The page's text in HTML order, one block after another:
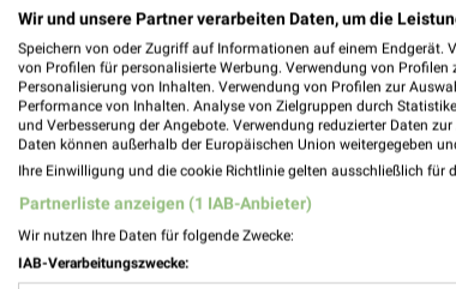
Wir und unsere Partner verarbeiten Daten, um die
Speichern von oder Zugriff auf Informationen auf einem Endgerät.
von Profilen für personalisierte Werbung. Verwendung von
Personalisierung von Inhalten. Verwendung von Profilen zur
Performance von Inhalten. Analyse von Zielgruppen durch
und Verbesserung der Angebote. Verwendung reduzierter Daten
Daten können außerhalb der Europäischen Union weitergegeben
Ihre Einwilligung und die cookie Richtlinie gelten ausschließlich für
Partnerliste anzeigen (1 IAB-Anbieter)
Wir nutzen Ihre Daten für folgende Zwecke:
IAB-Verarbeitungszwecke: